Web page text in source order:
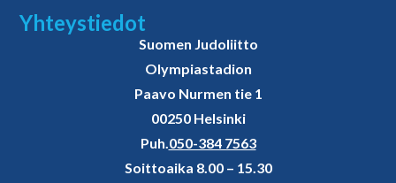
Yhteystiedot
Suomen Judoliitto
Olympiastadion
Paavo Nurmen tie 1
00250 Helsinki
Puh.050-384 7563
Soittoaika 8.00 – 15.30